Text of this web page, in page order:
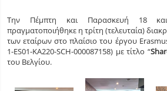
Την Πέμπτη και Παρασκευή 18
πραγματοποιήθηκε η τρίτη (τελευταία)
των εταίρων στο πλαίσιο του έργου
1-ES01-KA220-SCH-000087158) με τίτλο “
του Βελγίου.